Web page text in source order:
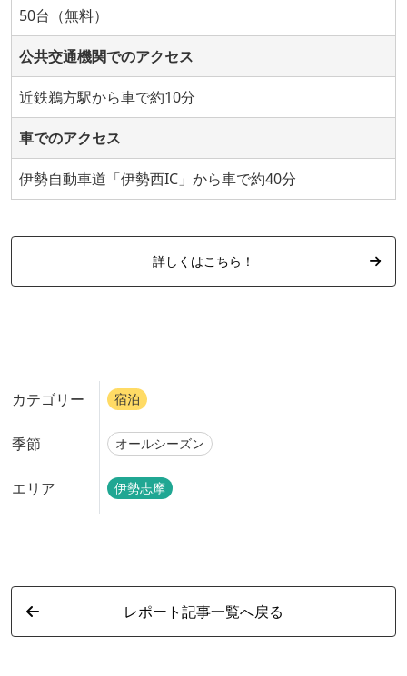
50台（無料）
公共交通機関でのアクセス
近鉄鵜方駅から車で約10分
車でのアクセス
伊勢自動車道「伊勢西IC」から車で約40分
詳しくはこちら！
カテゴリー 宿泊
季節 オールシーズン
エリア 伊勢志摩
レポート記事一覧へ戻る